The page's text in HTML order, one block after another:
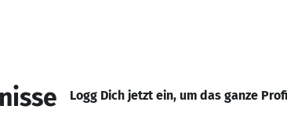
Logg Dich jetzt ein, um das ganze